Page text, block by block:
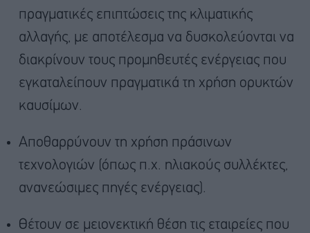
πραγματικές επιπτώσεις της κλιματικής
αλλαγής, με αποτέλεσμα να δυσκολεύονται να
διακρίνουν τους προμηθευτές ενέργειας που
εγκαταλείπουν πραγματικά τη χρήση ορυκτών
καυσίμων.
Αποθαρρύνουν τη χρήση πράσινων
τεχνολογιών (όπως π.χ. ηλιακούς συλλέκτες,
ανανεώσιμες πηγές ενέργειας).
Θέτουν σε μειονεκτική θέση τις εταιρείες που